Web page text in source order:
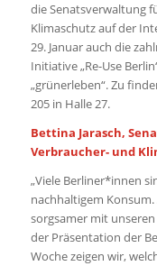
die Senatsverwaltung
Klimaschutz auf der
29. Januar auch die
Initiative „Re-Use
„grünerleben“. Zu
205 in Halle 27.
Bettina Jarasch,
Verbraucher- und
„Viele Berliner*innen
nachhaltigem
sorgsamer mit
der Präsentation der
Woche zeigen wir,